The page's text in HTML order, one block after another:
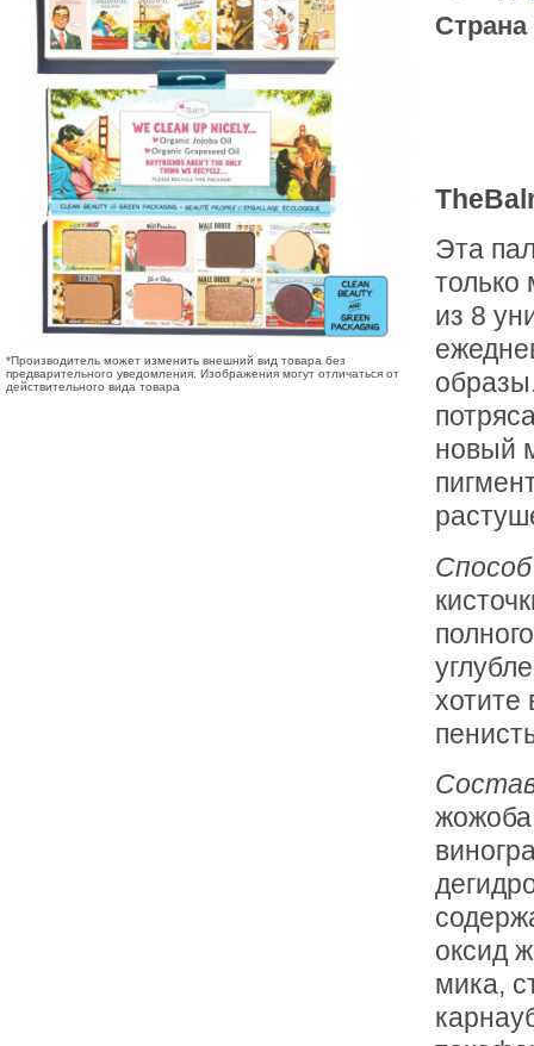
*Производитель может изменить внешний вид товара без
предварительного уведомления. Изображения могут отличаться от
действительного вида товара
Эта
только
из 8
новый
хотите
оксид
мика,